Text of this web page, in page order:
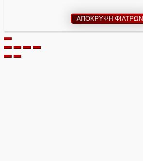
ΑΠΟΚΡΥΨΗ ΦΙΛΤΡΩΝ